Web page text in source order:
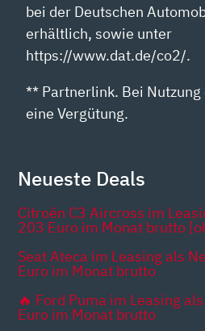
bei der Deutschen
erhältlich, sowie unter
https://www.dat.de/co2/.
** Partnerlink. Bei
eine Vergütung.
Neueste Deals
Citroën C3 Aircross im
203 Euro im Monat brutto
Seat Ateca im Leasing als
Euro im Monat brutto
🔥 Ford Puma im Leasing
Euro im Monat brutto